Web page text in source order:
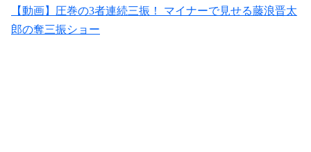
【動画】圧巻の3者連続三振！ マイナーで見せる藤浪晋太
郎の奪三振ショー